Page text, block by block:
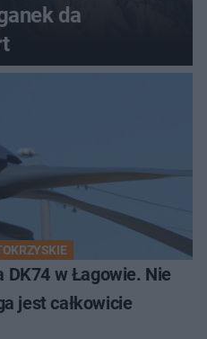
da
DK74 w Łagowie. Nie
jest całkowicie